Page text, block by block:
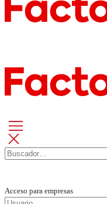
Acceso para empresas